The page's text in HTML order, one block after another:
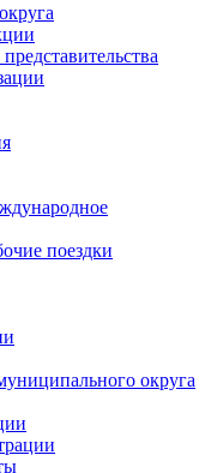
поездки
округа